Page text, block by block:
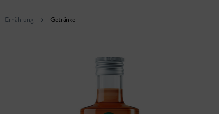
Ernährung Getränke